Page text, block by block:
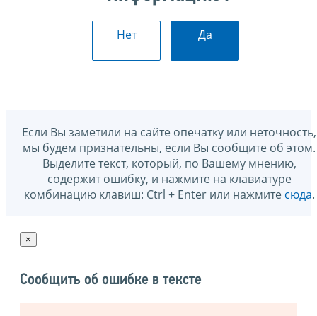
Нет Да
Если Вы заметили на сайте опечатку или неточность,
мы будем признательны, если Вы сообщите об этом.
Выделите текст, который, по Вашему мнению,
содержит ошибку, и нажмите на клавиатуре
комбинацию клавиш: Ctrl + Enter или нажмите сюда.
×
Сообщить об ошибке в тексте